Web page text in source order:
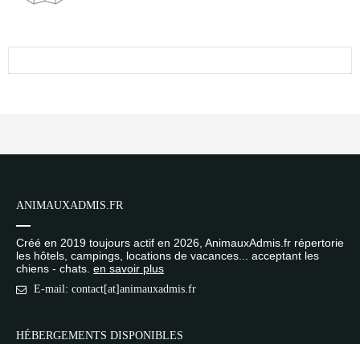
ANIMAUXADMIS.FR
Créé en 2019 toujours actif en 2026, AnimauxAdmis.fr répertorie
les hôtels, campings, locations de vacances... acceptant les
chiens - chats. en savoir plus
E-mail: contact[at]animauxadmis.fr
HÉBERGEMENTS DISPONIBLES